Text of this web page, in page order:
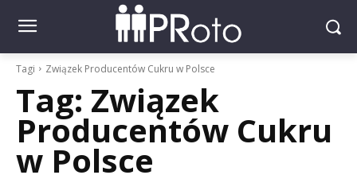
Tagi Związek Producentów Cukru w Polsce
Tag: Związek
Producentów Cukru
w Polsce